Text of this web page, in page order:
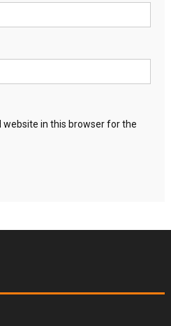
website in this browser for the